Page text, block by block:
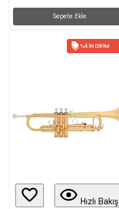
Sepete Ekle
%4 İNDIRIM
Hızlı Bakış